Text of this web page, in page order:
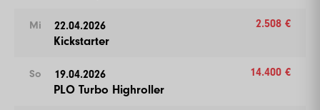
Mi 22.04.2026
Kickstarter
2.508 €
So 19.04.2026
PLO Turbo Highroller
14.400 €